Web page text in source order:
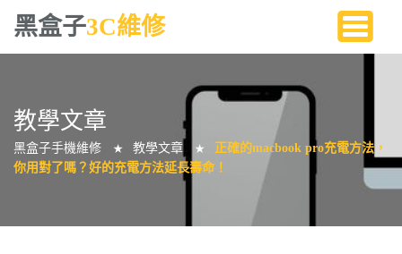
黑盒子3C維修
教學文章
黑盒子手機維修 ★ 教學文章 ★
正確的macbook pro充電方法，
你用對了嗎？好的充電方法延長壽命！